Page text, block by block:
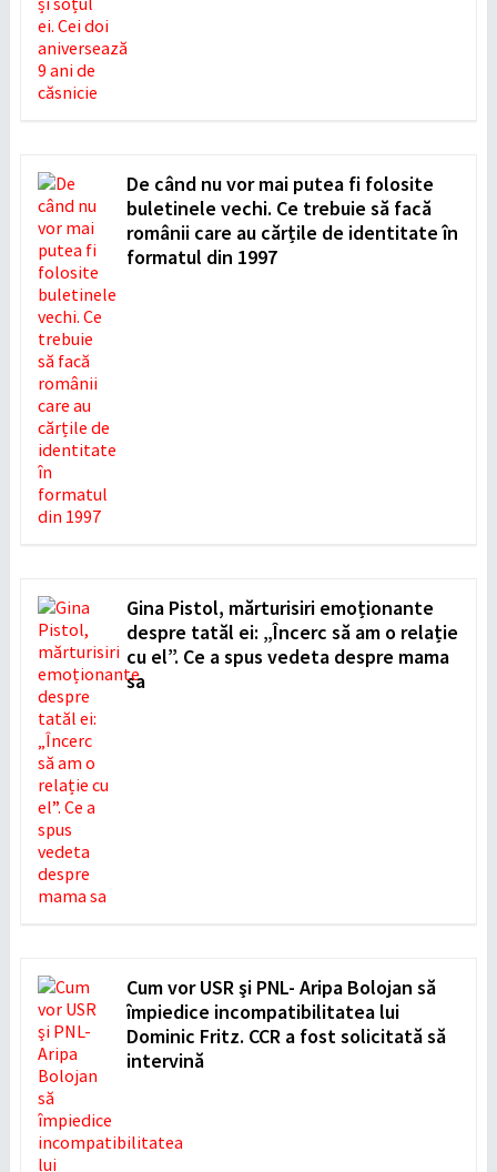
De când nu vor mai putea fi folosite
buletinele vechi. Ce trebuie să facă
românii care au cărțile de identitate în
formatul din 1997
Gina Pistol, mărturisiri emoționante
despre tatăl ei: „Încerc să am o relație
cu el”. Ce a spus vedeta despre mama
sa
Cum vor USR şi PNL- Aripa Bolojan să
împiedice incompatibilitatea lui
Dominic Fritz. CCR a fost solicitată să
intervină